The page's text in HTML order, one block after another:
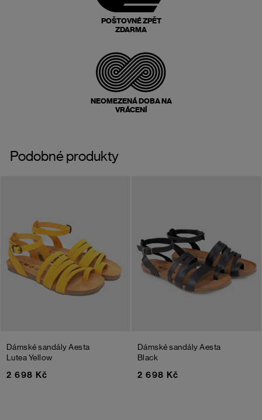
POŠTOVNÉ ZPĚT
ZDARMA
NEOMEZENÁ DOBA NA
VRÁCENÍ
Podobné produkty
Dámské sandály Aesta
LuteaYellow
2 698 Kč
Dámské sandály Aesta
Black
2 698 Kč